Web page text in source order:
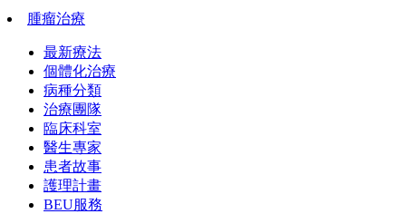
腫瘤治療
最新療法
個體化治療
病種分類
治療團隊
臨床科室
醫生專家
患者故事
護理計畫
BEU服務